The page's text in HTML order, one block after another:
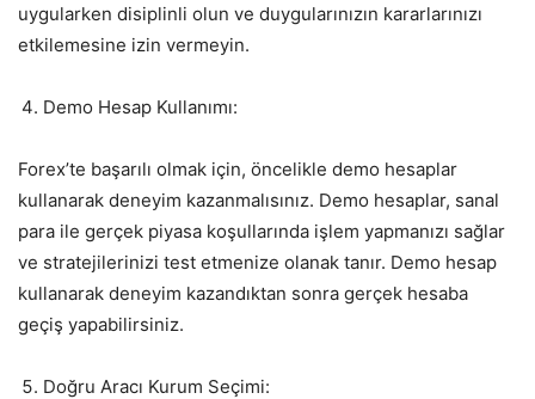
uygularken disiplinli olun ve duygularınızın kararlarınızı
etkilemesine izin vermeyin.
Demo Hesap Kullanımı:
Forex’te başarılı olmak için, öncelikle demo hesaplar
kullanarak deneyim kazanmalısınız. Demo hesaplar, sanal
para ile gerçek piyasa koşullarında işlem yapmanızı sağlar
ve stratejilerinizi test etmenize olanak tanır. Demo hesap
kullanarak deneyim kazandıktan sonra gerçek hesaba
geçiş yapabilirsiniz.
Doğru Aracı Kurum Seçimi: